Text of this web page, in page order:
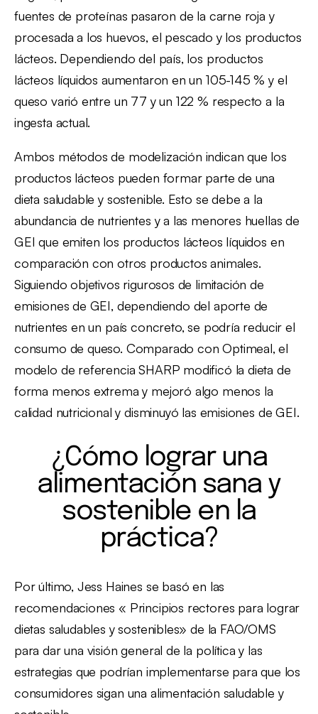
fuentes de proteínas pasaron de la carne roja y
procesada a los huevos, el pescado y los productos
lácteos. Dependiendo del país, los productos
lácteos líquidos aumentaron en un 105-145 % y el
queso varió entre un 77 y un 122 % respecto a la
ingesta actual.
Ambos métodos de modelización indican que los
productos lácteos pueden formar parte de una
dieta saludable y sostenible. Esto se debe a la
abundancia de nutrientes y a las menores huellas de
GEI que emiten los productos lácteos líquidos en
comparación con otros productos animales.
Siguiendo objetivos rigurosos de limitación de
emisiones de GEI, dependiendo del aporte de
nutrientes en un país concreto, se podría reducir el
consumo de queso. Comparado con Optimeal, el
modelo de referencia SHARP modificó la dieta de
forma menos extrema y mejoró algo menos la
calidad nutricional y disminuyó las emisiones de GEI.
¿Cómo lograr una
alimentación sana y
sostenible en la
práctica?
Por último, Jess Haines se basó en las
recomendaciones « Principios rectores para lograr
dietas saludables y sostenibles» de la FAO/OMS
para dar una visión general de la política y las
estrategias que podrían implementarse para que los
consumidores sigan una alimentación saludable y